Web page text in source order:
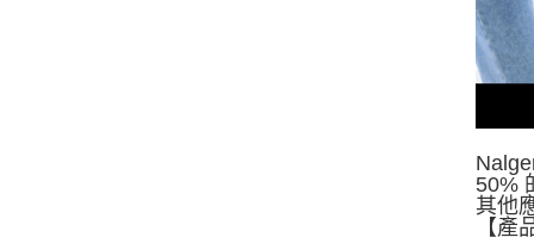
50%
其他
【產